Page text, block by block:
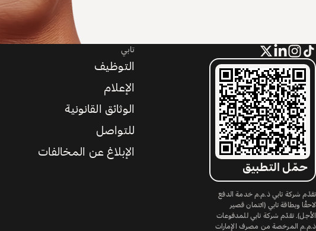
حمّل التطبيق
تقدّم شركة تابي ذ.م.م خدمة الدفع
لاحقًا وبطاقة تابي (ائتمان قصير
الأجل). تقدّم شركة تابي للمدفوعات
ذ.م.م المرخصة من مصرف الإمارات
تابي
التوظيف
الإعلام
الوثائق القانونية
للتواصل
الإبلاغ عن المخالفات